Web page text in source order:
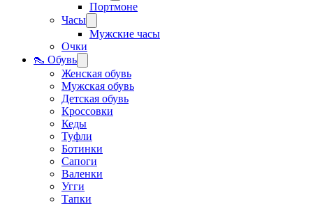
Портмоне
Часы
Мужские часы
Очки
👠 Обувь
Женская обувь
Мужская обувь
Детская обувь
Кроссовки
Кеды
Туфли
Ботинки
Сапоги
Валенки
Угги
Тапки